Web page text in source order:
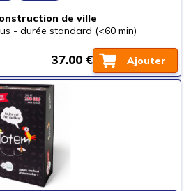
de ville
- durée standard (<60 min)
Ajouter
37.00 €